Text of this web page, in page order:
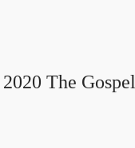
The